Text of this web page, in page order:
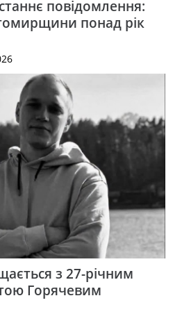
повідомлення:
понад рік
з 27-річним
Горячевим